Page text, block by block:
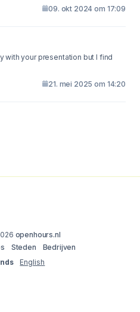
09. okt 2024 om 17:09
your presentation but I find
21. mei 2025 om 14:20
openhours.nl
Steden
Bedrijven
English